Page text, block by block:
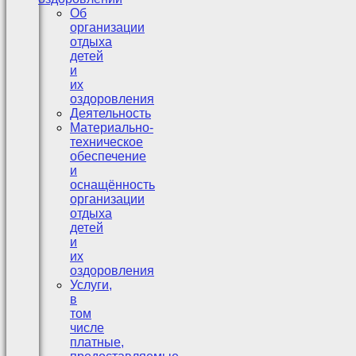
Об
организации
отдыха
детей
и
их
оздоровления
Деятельность
Материально-
техническое
обеспечение
и
оснащённость
организации
отдыха
детей
и
их
оздоровления
Услуги,
в
том
числе
платные,